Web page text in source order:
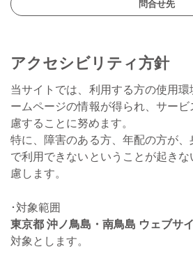
問合せ先
アクセシビリティ方針
当サイトでは、利用する方の使用
ームページの情報が得られ、サー
慮することに努めます。
特に、障害のある方、年配の方が
で利用できないということが起き
慮します。
対象範囲
東京都 沖ノ鳥島・南鳥島 ウェブサ
対象とします。